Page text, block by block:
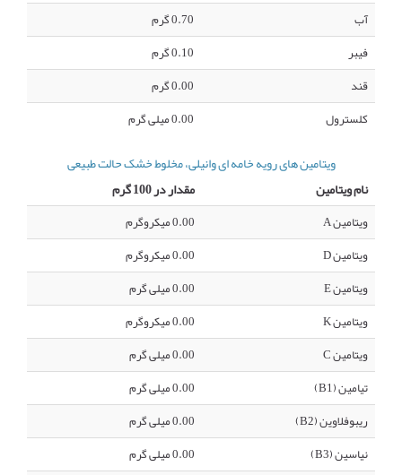
آب
0.70 گرم
فیبر
0.10 گرم
قند
0.00 گرم
کلسترول
0.00 میلی گرم
ویتامین های رویه خامه ای وانیلی، مخلوط خشک حالت طبیعی
نام ویتامین
مقدار در 100 گرم
ویتامین A
0.00 میکروگرم
ویتامین D
0.00 میکروگرم
ویتامین E
0.00 میلی گرم
ویتامین K
0.00 میکروگرم
ویتامین C
0.00 میلی گرم
تیامین (B1)
0.00 میلی گرم
ریبوفلاوین (B2)
0.00 میلی گرم
نیاسین (B3)
0.00 میلی گرم